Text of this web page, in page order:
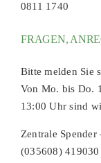
0811 1740
FRAGEN,
Bitte melden Sie
Von Mo. bis Do.
13:00 Uhr sind
Zentrale
(035608) 419030